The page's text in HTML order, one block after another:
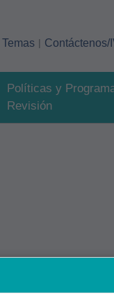
Temas Contáctenos/
Políticas y
Revisión